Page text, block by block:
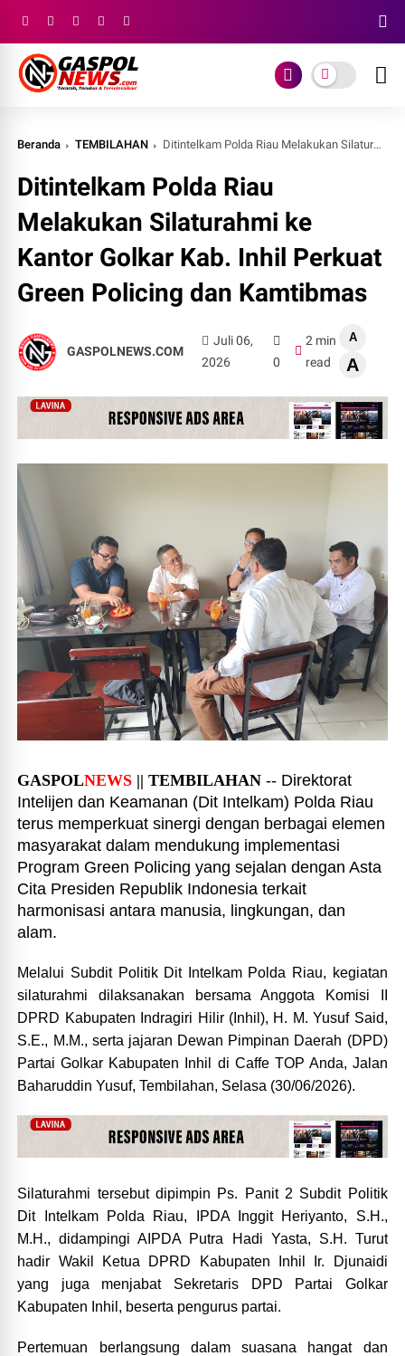
Beranda TEMBILAHAN Ditintelkam Polda Riau Melakukan Silaturahmi ke Kantor Golkar Kab. Inhil Perkuat Green Policing dan Kamtibmas
Ditintelkam Polda Riau
Melakukan Silaturahmi ke
Kantor Golkar Kab. Inhil Perkuat
Green Policing dan Kamtibmas
GASPOLNEWS.COM
Juli 06,
2026
0
2 min
read
A
A
GASPOLNEWS || TEMBILAHAN -- Direktorat
Intelijen dan Keamanan (Dit Intelkam) Polda Riau
terus memperkuat sinergi dengan berbagai elemen
masyarakat dalam mendukung implementasi
Program Green Policing yang sejalan dengan Asta
Cita Presiden Republik Indonesia terkait
harmonisasi antara manusia, lingkungan, dan
alam.
Melalui Subdit Politik Dit Intelkam Polda Riau, kegiatan
silaturahmi dilaksanakan bersama Anggota Komisi II
DPRD Kabupaten Indragiri Hilir (Inhil), H. M. Yusuf Said,
S.E., M.M., serta jajaran Dewan Pimpinan Daerah (DPD)
Partai Golkar Kabupaten Inhil di Caffe TOP Anda, Jalan
Baharuddin Yusuf, Tembilahan, Selasa (30/06/2026).
Silaturahmi tersebut dipimpin Ps. Panit 2 Subdit Politik
Dit Intelkam Polda Riau, IPDA Inggit Heriyanto, S.H.,
M.H., didampingi AIPDA Putra Hadi Yasta, S.H. Turut
hadir Wakil Ketua DPRD Kabupaten Inhil Ir. Djunaidi
yang juga menjabat Sekretaris DPD Partai Golkar
Kabupaten Inhil, beserta pengurus partai.
Pertemuan berlangsung dalam suasana hangat dan